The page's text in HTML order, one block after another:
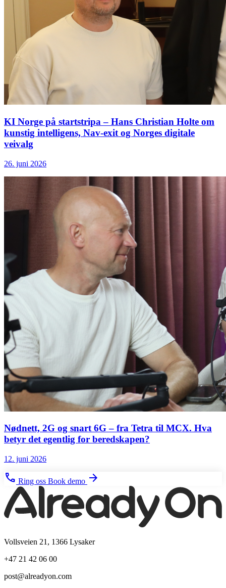
KI Norge på startstripa – Hans Christian Holte om
kunstig intelligens, Nav-exit og Norges digitale
veivalg
26. juni 2026
Nødnett, 2G og snart 6G – fra Tetra til MCX. Hva
betyr det egentlig for beredskapen?
12. juni 2026
phone Ring oss Book demo arrow_forward
Vollsveien 21, 1366 Lysaker
+47 21 42 06 00
post@alreadyon.com